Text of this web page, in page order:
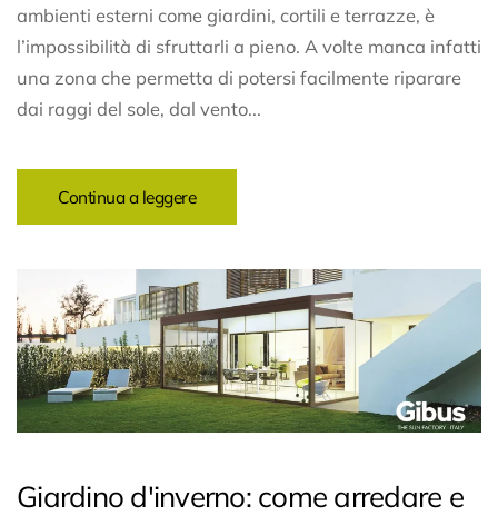
ambienti esterni come giardini, cortili e terrazze, è
l’impossibilità di sfruttarli a pieno. A volte manca infatti
una zona che permetta di potersi facilmente riparare
dai raggi del sole, dal vento...
Continua a leggere
Giardino d'inverno: come arredare e